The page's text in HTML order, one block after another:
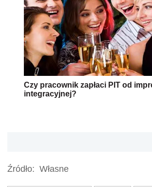
Czy pracownik zapłaci PIT od
integracyjnej?
Źródło: Własne